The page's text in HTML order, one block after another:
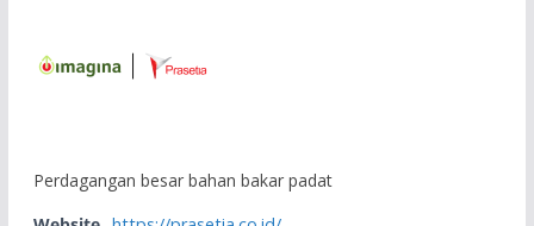
Perdagangan besar bahan bakar padat